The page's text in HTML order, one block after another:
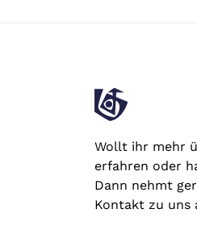
Wollt ihr mehr
erfahren oder
Dann nehmt
Kontakt zu uns